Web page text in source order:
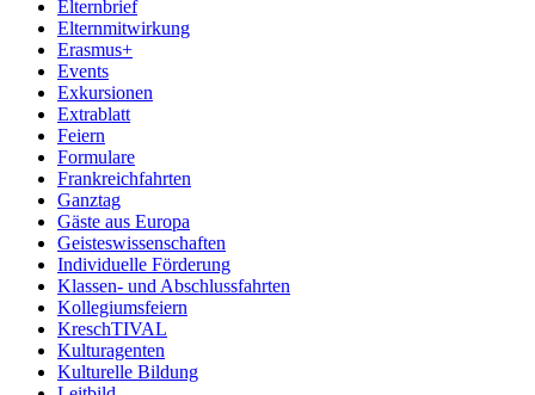
Elternbrief
Elternmitwirkung
Erasmus+
Events
Exkursionen
Extrablatt
Feiern
Formulare
Frankreichfahrten
Ganztag
Gäste aus Europa
Geisteswissenschaften
Individuelle Förderung
Klassen- und Abschlussfahrten
Kollegiumsfeiern
KreschTIVAL
Kulturagenten
Kulturelle Bildung